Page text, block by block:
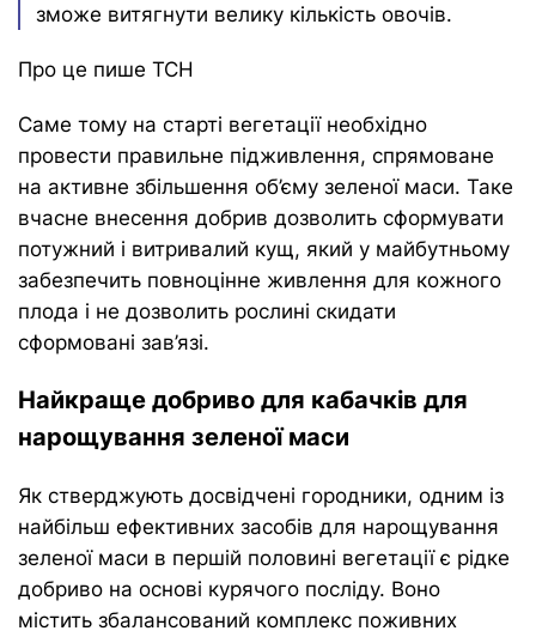
зможе витягнути велику кількість овочів.
Про це пише ТСН
Саме тому на старті вегетації необхідно
провести правильне підживлення, спрямоване
на активне збільшення об’єму зеленої маси. Таке
вчасне внесення добрив дозволить сформувати
потужний і витривалий кущ, який у майбутньому
забезпечить повноцінне живлення для кожного
плода і не дозволить рослині скидати
сформовані зав’язі.
Найкраще добриво для кабачків для
нарощування зеленої маси
Як стверджують досвідчені городники, одним із
найбільш ефективних засобів для нарощування
зеленої маси в першій половині вегетації є рідке
добриво на основі курячого посліду. Воно
містить збалансований комплекс поживних